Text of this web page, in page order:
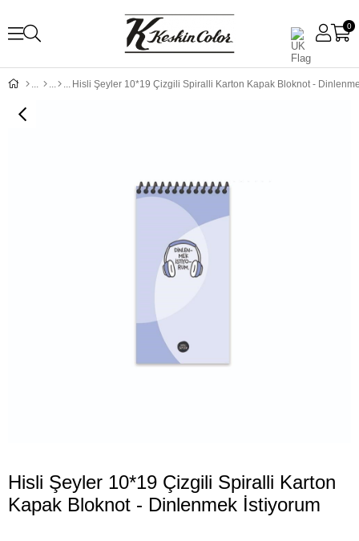
0
Hisli Şeyler 10*19 Çizgili Spiralli Karton Kapak Bloknot -
Hisli Şeyler 10*19 Çizgili Spiralli Karton
Kapak Bloknot - Dinlenmek İstiyorum